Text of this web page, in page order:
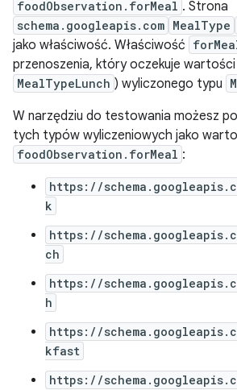
foodObservation.forMeal . Strona
schema.googleapis.com MealType
jako właściwość. Właściwość
przenoszenia, który oczekuje wartości
MealTypeLunch ) wyliczonego typu
W narzędziu do testowania możesz
tych typów wyliczeniowych jako
foodObservation.forMeal :
https://
k
https://
ch
https://
h
https://
kfast
https://